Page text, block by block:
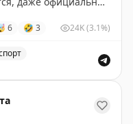
сейчас для
(cкидка 17%). У
(но на 15%
чекина на рейс тоже
(что важно в
Правда, онлайн-
и смог
6 🤣 3 24K(3.1%)